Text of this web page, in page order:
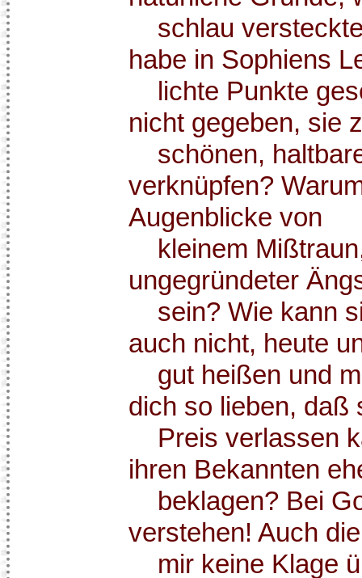
schlau
habe in Sophiens
lichte Punkte
nicht gegeben, sie
schönen,
verknüpfen?
Augenblicke von
kleinem
ungegründeter
sein? Wie kann
auch nicht, heute
gut heißen und
dich so lieben, daß
Preis verlassen
ihren Bekannten
beklagen? Bei
verstehen! Auch
mir keine Klage